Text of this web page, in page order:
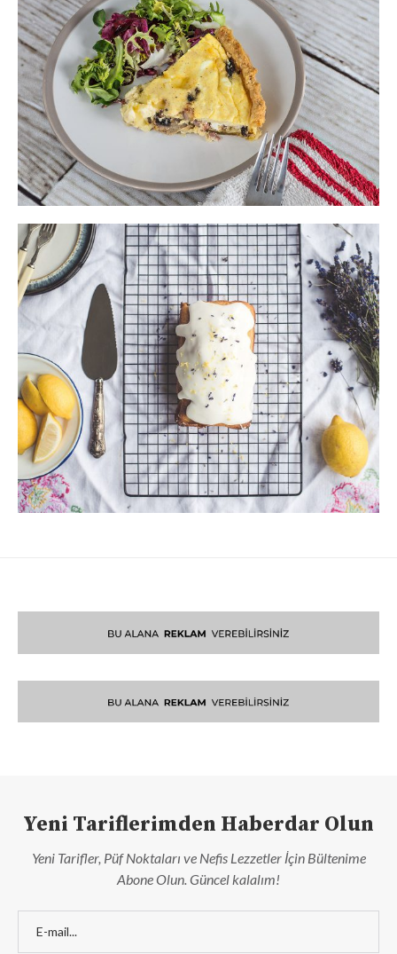
Yeni Tariflerimden Haberdar Olun
Yeni Tarifler, Püf Noktaları ve Nefis Lezzetler İçin Bültenime
Abone Olun. Güncel kalalım!